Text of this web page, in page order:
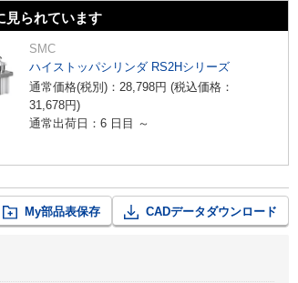
見られています
SMC
ハイストッパシリンダ RS2Hシリーズ
通常価格(税別)： 28,798円 (税込価格：
31,678円)
通常出荷日：6 日目 ～
My部品表保存 CADデータダウンロード